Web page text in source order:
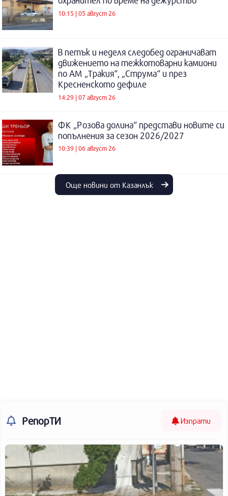
10:15 | 05 август 26
В петък и неделя следобед ограничават
движението на тежкотоварни камиони
по АМ „Тракия“, „Струма“ и през
Кресненското дефиле
14:29 | 07 август 26
ФК „Розова долина“ представи новите си
попълнения за сезон 2026/2027
10:39 | 06 август 26
Още новини от Казанлък
РепорТИ Изпрати